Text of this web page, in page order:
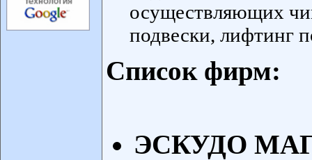
осуществляющих
подвески, лифтинг
Список фирм:
ЭСКУДО